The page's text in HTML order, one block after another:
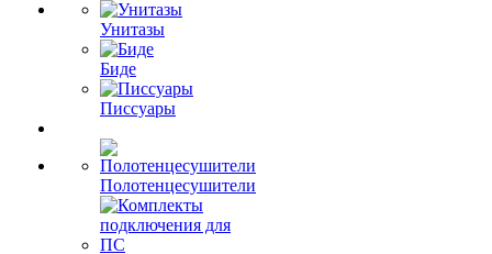
Унитазы
Биде
Писсуары
Полотенцесушители